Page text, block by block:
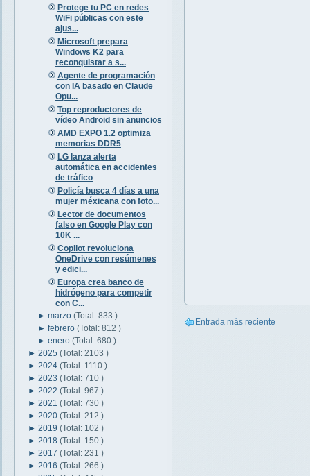
Protege tu PC en redes
WiFi públicas con este
ajus...
Microsoft prepara
Windows K2 para
reconquistar a s...
Agente de programación
con IA basado en Claude
Opu...
Top reproductores de
vídeo Android sin anuncios
AMD EXPO 1.2 optimiza
memorias DDR5
LG lanza alerta
automática en accidentes
de tráfico
Policía busca 4 días a una
mujer méxicana con foto...
Lector de documentos
falso en Google Play con
10K ...
Copilot revoluciona
OneDrive con resúmenes
y edici...
Europa crea banco de
hidrógeno para competir
con C...
►marzo(Total: 833 )
►febrero(Total: 812 )
►enero(Total: 680 )
► 2025 (Total: 2103 )
► 2024 (Total: 1110 )
► 2023 (Total: 710 )
► 2022 (Total: 967 )
► 2021 (Total: 730 )
► 2020 (Total: 212 )
► 2019 (Total: 102 )
► 2018 (Total: 150 )
► 2017 (Total: 231 )
► 2016 (Total: 266 )
Entrada más reciente